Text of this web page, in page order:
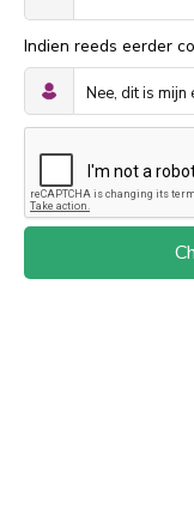
Indien reeds eerder